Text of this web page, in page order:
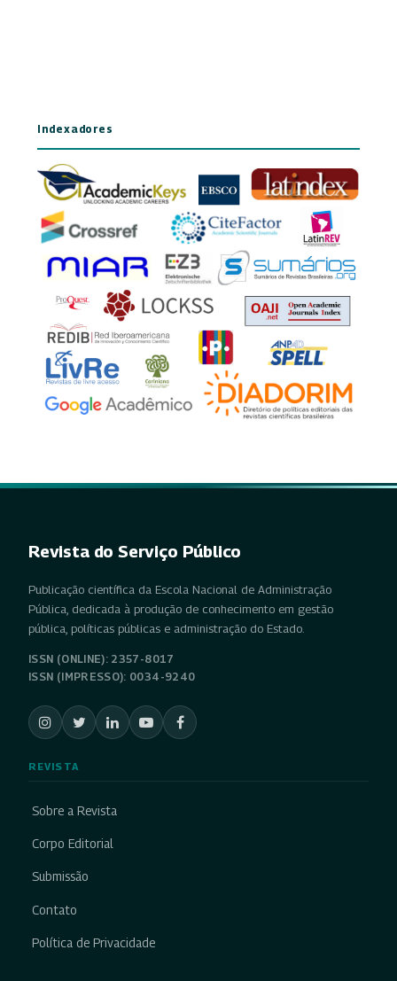
Indexadores
Revista do Serviço Público
Publicação científica da Escola Nacional de Administração
Pública, dedicada à produção de conhecimento em gestão
pública, políticas públicas e administração do Estado.
ISSN (ONLINE): 2357-8017
ISSN (IMPRESSO): 0034-9240
REVISTA
Sobre a Revista
Corpo Editorial
Submissão
Contato
Política de Privacidade